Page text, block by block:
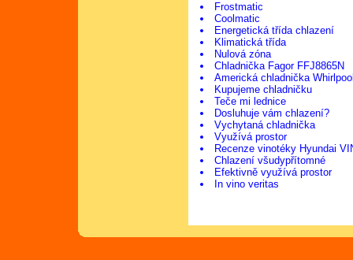
Frostmatic
Coolmatic
Energetická třída chlazení
Klimatická třída
Nulová zóna
Chladnička Fagor FFJ8865N
Americká chladnička
Kupujeme chladničku
Teče mi lednice
Dosluhuje vám chlazení?
Vychytaná chladnička
Využívá prostor
Recenze vinotéky Hyundai
Chlazení všudypřítomné
Efektivně využívá prostor
In vino veritas